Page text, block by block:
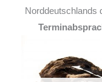
Norddeutschlands